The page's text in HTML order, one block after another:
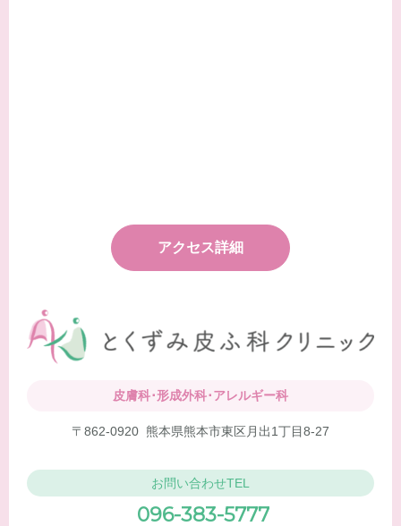
アクセス詳細
皮膚科･形成外科･アレルギー科
〒862-0920 熊本県熊本市東区月出1丁目8-27
お問い合わせTEL
096-383-5777